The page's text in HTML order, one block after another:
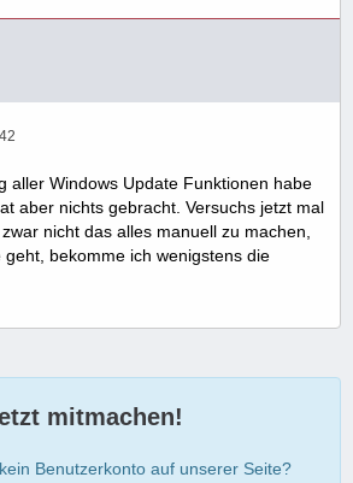
aller Windows Update Funktionen habe
aber nichts gebracht. Versuchs jetzt mal
nicht das alles manuell zu machen,
bekomme ich wenigstens die
mitmachen!
Benutzerkonto auf unserer Seite?